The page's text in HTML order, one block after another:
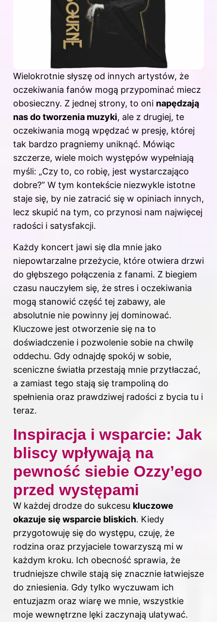
Wielokrotnie słyszę od innych artystów, że
oczekiwania fanów mogą przypominać miecz
obosieczny. Z jednej strony, to oni napędzają
nas do tworzenia muzyki, ale z drugiej, te
oczekiwania mogą wpędzać w presję, której
tak bardzo pragniemy uniknąć. Mówiąc
szczerze, wiele moich występów wypełniają
myśli: „Czy to, co robię, jest wystarczająco
dobre?” W tym kontekście niezwykle istotne
staje się, by nie zatracić się w opiniach innych,
lecz skupić na tym, co przynosi nam najwięcej
radości i satysfakcji.
Każdy koncert jawi się dla mnie jako
niepowtarzalne przeżycie, które otwiera drzwi
do głębszego połączenia z fanami. Z biegiem
czasu nauczyłem się, że stres i oczekiwania
mogą stanowić część tej zabawy, ale
absolutnie nie powinny jej dominować.
Kluczowe jest otworzenie się na to
doświadczenie i pozwolenie sobie na chwilę
oddechu. Gdy odnajdę spokój w sobie,
sceniczne światła przestają mnie przytłaczać,
a zamiast tego stają się trampoliną do
spełnienia oraz prawdziwej radości z bycia tu i
teraz.
Inspiracja i wsparcie: Jak
bliscy wpływają na
pewność siebie Ozzy’ego
przed występami
W każdej drodze do sukcesu kluczowe
okazuje się wsparcie bliskich. Kiedy
przygotowuję się do występu, czuję, że
rodzina oraz przyjaciele towarzyszą mi w
każdym kroku. Ich obecność sprawia, że
trudniejsze chwile stają się znacznie łatwiejsze
do zniesienia. Gdy tylko wyczuwam ich
entuzjazm oraz wiarę we mnie, wszystkie
moje wewnętrzne lęki zaczynają ulatywać.